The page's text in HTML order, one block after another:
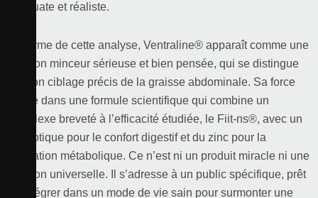
adéquate et réaliste.
Au terme de cette analyse, Ventraline® apparaît comme une
solution minceur sérieuse et bien pensée, qui se distingue
par son ciblage précis de la graisse abdominale. Sa force
réside dans une formule scientifique qui combine un
complexe breveté à l’efficacité étudiée, le Fiit-ns®, avec un
probiotique pour le confort digestif et du zinc pour la
régulation métabolique. Ce n’est ni un produit miracle ni une
solution universelle. Il s’adresse à un public spécifique, prêt
à l’intégrer dans un mode de vie sain pour surmonter une